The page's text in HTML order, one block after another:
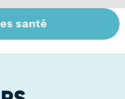
savoir sur
santé